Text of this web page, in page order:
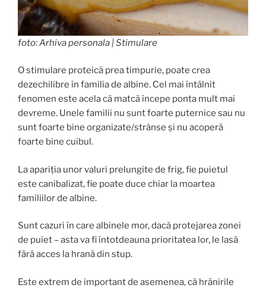
foto: Arhiva personala | Stimulare
O stimulare proteică prea timpurie, poate crea
dezechilibre în familia de albine. Cel mai întâlnit
fenomen este acela că matcă începe ponta mult mai
devreme. Unele familii nu sunt foarte puternice sau nu
sunt foarte bine organizate/strânse și nu acoperă
foarte bine cuibul.
La apariția unor valuri prelungite de frig, fie puietul
este canibalizat, fie poate duce chiar la moartea
familiilor de albine.
Sunt cazuri în care albinele mor, dacă protejarea zonei
de puiet – asta va fi întotdeauna prioritatea lor, le lasă
fără acces la hrană din stup.
Este extrem de important de asemenea, că hrănirile